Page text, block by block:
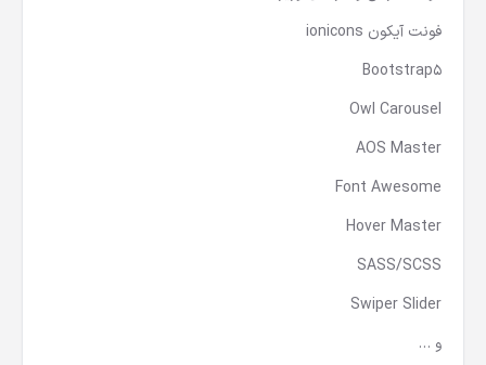
فونت آیکون ionicons
Bootstrap5
Owl Carousel
AOS Master
Font Awesome
Hover Master
SASS/SCSS
Swiper Slider
و …